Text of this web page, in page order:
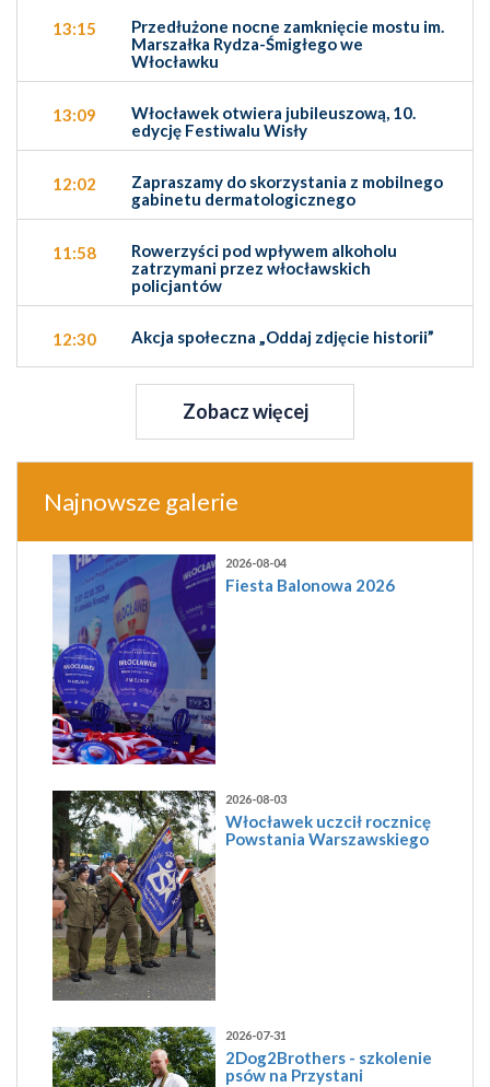
13:15
Przedłużone nocne zamknięcie mostu im.
Marszałka Rydza-Śmigłego we
Włocławku
13:09
Włocławek otwiera jubileuszową, 10.
edycję Festiwalu Wisły
12:02
Zapraszamy do skorzystania z mobilnego
gabinetu dermatologicznego
11:58
Rowerzyści pod wpływem alkoholu
zatrzymani przez włocławskich
policjantów
12:30 Akcja społeczna „Oddaj zdjęcie historii”
Zobacz więcej
Najnowsze galerie
2026-08-04
Fiesta Balonowa 2026
2026-08-03
Włocławek uczcił rocznicę
Powstania Warszawskiego
2026-07-31
2Dog2Brothers - szkolenie
psów na Przystani